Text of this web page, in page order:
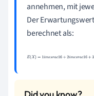
annehmen, mit
Der
berechnet als:
E(X)=1imesrac16+2i